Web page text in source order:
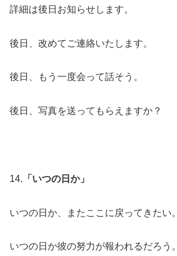
詳細は後日お知らせします。
後日、改めてご連絡いたします。
後日、もう一度会って話そう。
後日、写真を送ってもらえますか？
14. 「いつの日か」
いつの日か、またここに戻ってきたい。
いつの日か彼の努力が報われるだろう。